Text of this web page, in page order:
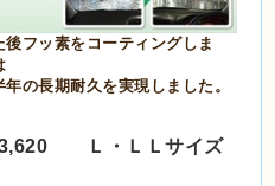
フッ素をコーティングしま
の長期耐久を実現しました。
3,620 Ｌ・ＬＬサイズ